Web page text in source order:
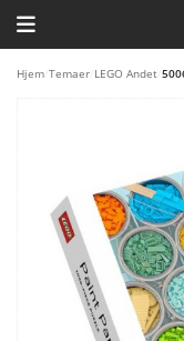
HJEM
LEGO
Hjem Temaer LEGO Andet